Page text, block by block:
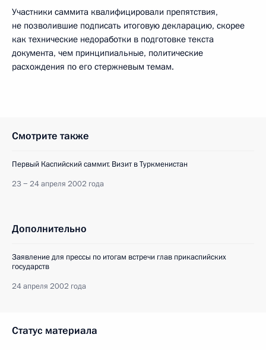
Участники саммита квалифицировали препятствия,
не позволившие подписать итоговую декларацию, скорее
как технические недоработки в подготовке текста
документа, чем принципиальные, политические
расхождения по его стержневым темам.
Смотрите также
Первый Каспийский саммит. Визит в Туркменистан
23 − 24 апреля 2002 года
Дополнительно
Заявление для прессы по итогам встречи глав прикаспийских
государств
24 апреля 2002 года
Статус материала